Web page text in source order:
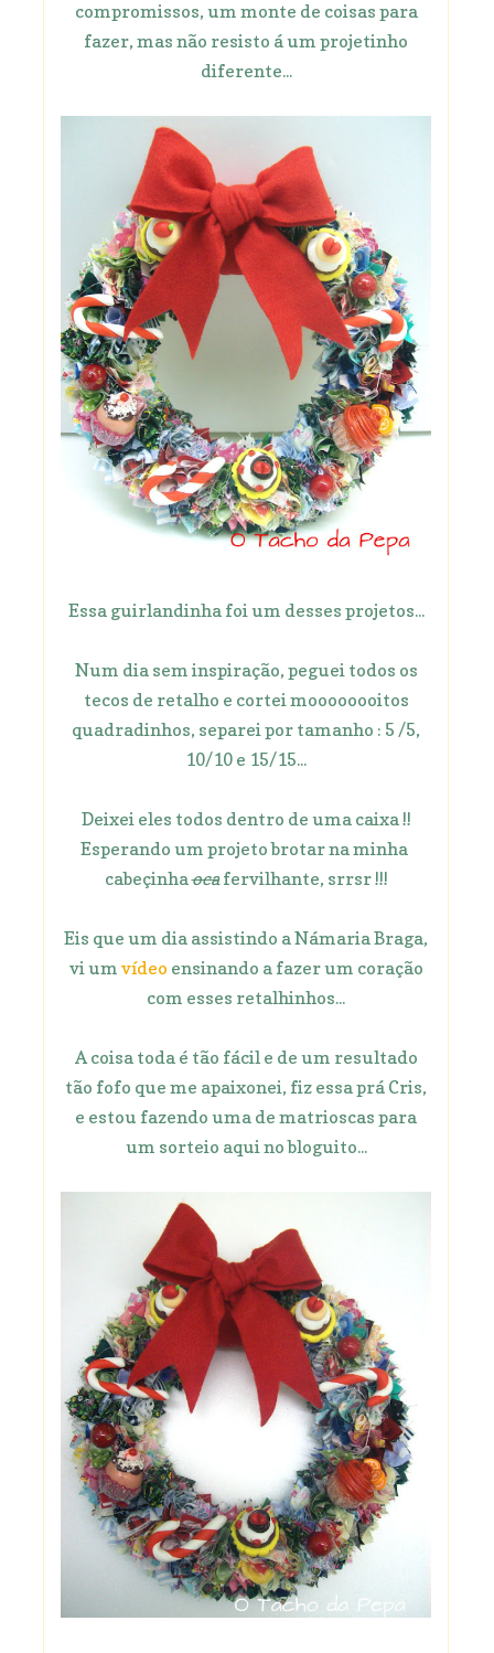
compromissos, um monte de coisas para
fazer, mas não resisto á um projetinho
diferente...
Essa guirlandinha foi um desses projetos...
Num dia sem inspiração, peguei todos os
tecos de retalho e cortei moooooooitos
quadradinhos, separei por tamanho : 5 /5,
10/10 e 15/15...
Deixei eles todos dentro de uma caixa !!
Esperando um projeto brotar na minha
cabeçinhaoca fervilhante, srrsr !!!
Eis que um dia assistindo a Námaria Braga,
vi um vídeo ensinando a fazer um coração
com esses retalhinhos...
A coisa toda é tão fácil e de um resultado
tão fofo que me apaixonei, fiz essa prá Cris,
e estou fazendo uma de matrioscas para
um sorteio aqui no bloguito...